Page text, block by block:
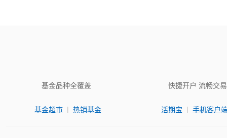
基金品种全覆盖
基金超市 | 热销基金
快捷开户 流畅交易
活期宝 | 手机客户